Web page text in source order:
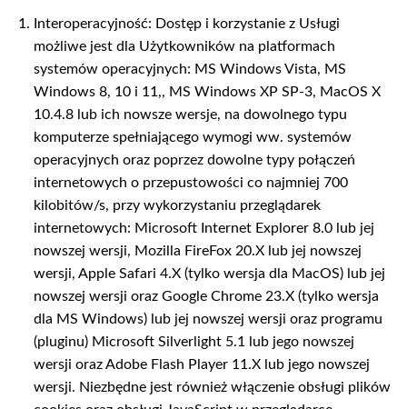
Interoperacyjność: Dostęp i korzystanie z Usługi
możliwe jest dla Użytkowników na platformach
systemów operacyjnych: MS Windows Vista, MS
Windows 8, 10 i 11,, MS Windows XP SP-3, MacOS X
10.4.8 lub ich nowsze wersje, na dowolnego typu
komputerze spełniającego wymogi ww. systemów
operacyjnych oraz poprzez dowolne typy połączeń
internetowych o przepustowości co najmniej 700
kilobitów/s, przy wykorzystaniu przeglądarek
internetowych: Microsoft Internet Explorer 8.0 lub jej
nowszej wersji, Mozilla FireFox 20.X lub jej nowszej
wersji, Apple Safari 4.X (tylko wersja dla MacOS) lub jej
nowszej wersji oraz Google Chrome 23.X (tylko wersja
dla MS Windows) lub jej nowszej wersji oraz programu
(pluginu) Microsoft Silverlight 5.1 lub jego nowszej
wersji oraz Adobe Flash Player 11.X lub jego nowszej
wersji. Niezbędne jest również włączenie obsługi plików